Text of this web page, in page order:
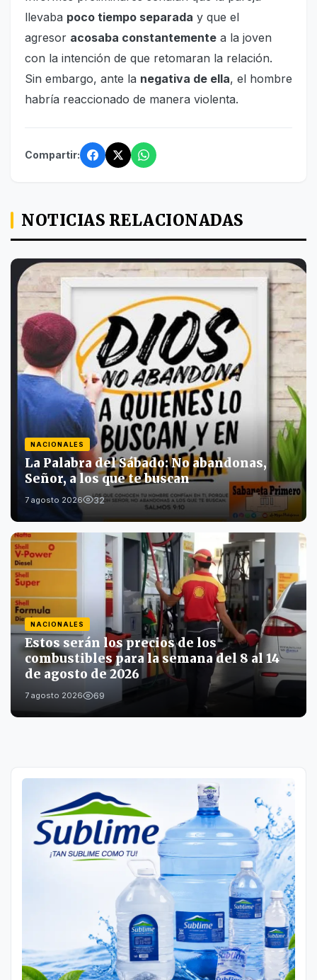
llevaba poco tiempo separada y que el
agresor acosaba constantemente a la joven
con la intención de que retomaran la relación.
Sin embargo, ante la negativa de ella, el hombre
habría reaccionado de manera violenta.
Compartir:
NOTICIAS RELACIONADAS
NACIONALES
La Palabra del Sábado: No abandonas,
Señor, a los que te buscan
7 agosto 2026 32
NACIONALES
Estos serán los precios de los
combustibles para la semana del 8 al 14
de agosto de 2026
7 agosto 2026 69